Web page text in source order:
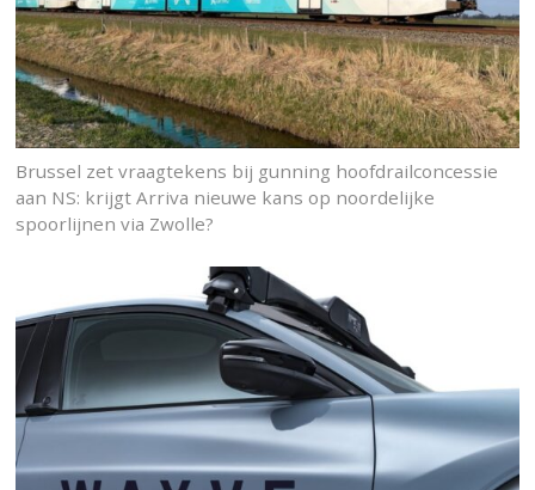
Brussel zet vraagtekens bij gunning hoofdrailconcessie
aan NS: krijgt Arriva nieuwe kans op noordelijke
spoorlijnen via Zwolle?